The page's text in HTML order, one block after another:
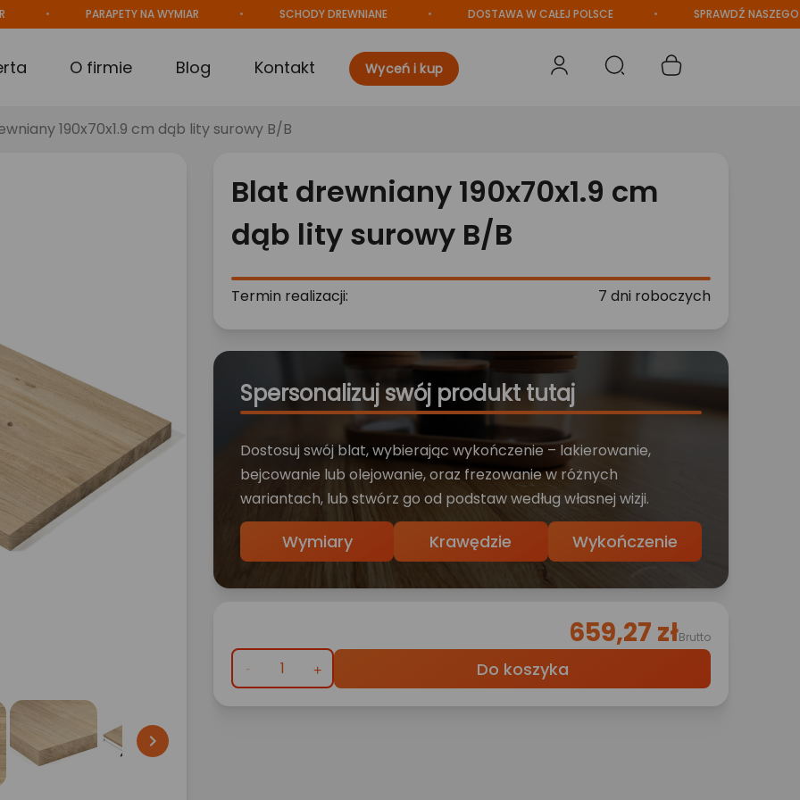
PARAPETY NA WYMIAR SCHODY DREWNIANE DOSTAWA W CAŁEJ POLSCE SPRAWDŹ NASZEGO BLOGA
O firmie Blog Kontakt Wyceń i kup
190x70x1.9 cm dąb lity surowy B/B

Blat drewniany 190x70x1.9 cm
dąb lity surowy B/B
Termin realizacji: 7 dni roboczych
Spersonalizuj swój produkt tutaj
Dostosuj swój blat, wybierając wykończenie – lakierowanie,
bejcowanie lub olejowanie, oraz frezowanie w różnych
wariantach, lub stwórz go od podstaw według własnej wizji.
Wymiary Krawędzie Wykończenie
659,27 złBrutto
Do koszyka